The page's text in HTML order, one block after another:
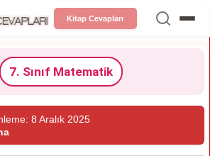
Kitap Cevapları
7. Sınıf Matematik
8 Aralık 2025